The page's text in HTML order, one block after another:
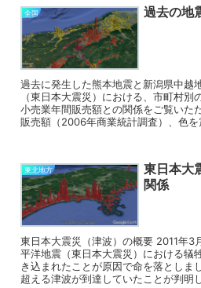
全国 過去の地
過去に発生した熊本地震と新潟県中越
（東日本大震災）における、市町村
小売業年間販売額との関係をご覧いた
販売額（2006年商業統計調査）、色
東北地方
東日本大
関係
東日本大震災（津波）の概要 2011年3
平洋地震（東日本大震災）における犠
き込まれたことが原因で命を落としま
超える津波が到達していたことが判明